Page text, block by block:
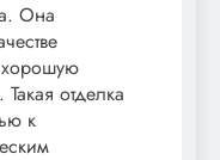
Она
хорошую
отделка
к